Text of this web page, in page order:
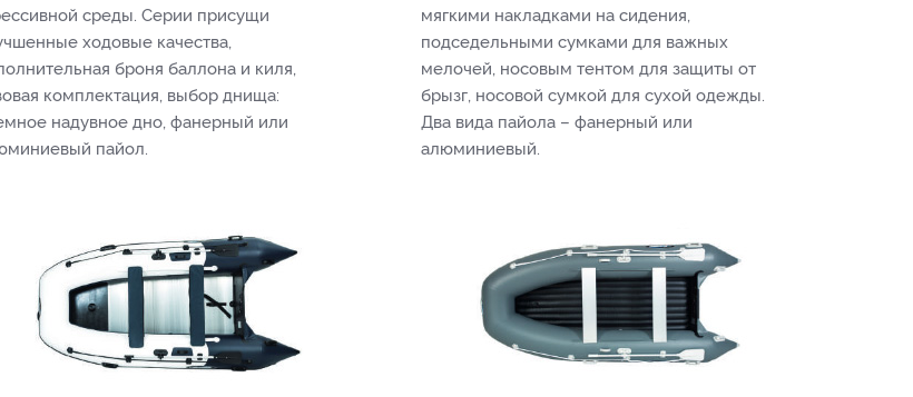
среды. Серии присущи
ходовые качества,
броня баллона и киля,
комплектация, выбор днища:
надувное дно, фанерный или
пайол.
мягкими накладками на сидения,
подседельными сумками для важных
мелочей, носовым тентом для защиты от
брызг, носовой сумкой для сухой одежды.
Два вида пайола – фанерный или
алюминиевый.